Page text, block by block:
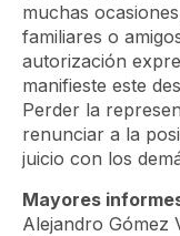
muchas
familiares o
autorización
manifieste este
Perder la
renunciar a la
juicio con los
Mayores
Alejandro Gómez